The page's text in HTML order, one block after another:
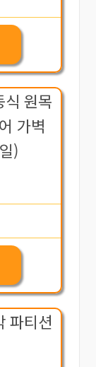
식 원목
가벽
)
파티션